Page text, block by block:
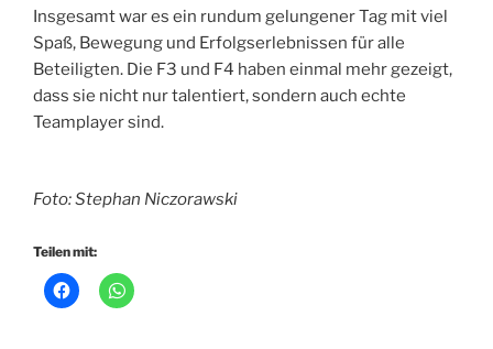
Insgesamt war es ein rundum gelungener Tag mit viel
Spaß, Bewegung und Erfolgserlebnissen für alle
Beteiligten. Die F3 und F4 haben einmal mehr gezeigt,
dass sie nicht nur talentiert, sondern auch echte
Teamplayer sind.
Foto: Stephan Niczorawski
Teilen mit: